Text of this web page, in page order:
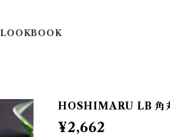
LOOKBOOK
HOSHIMARU LB 角
¥2,662